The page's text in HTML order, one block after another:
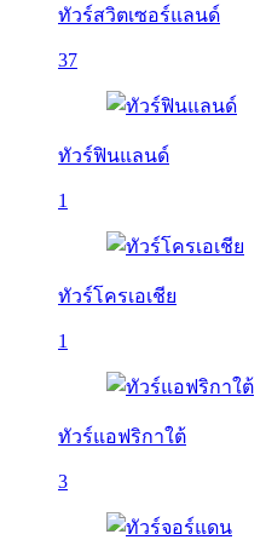
ทัวร์สวิตเซอร์แลนด์
37
ทัวร์ฟินแลนด์
1
ทัวร์โครเอเชีย
1
ทัวร์แอฟริกาใต้
3